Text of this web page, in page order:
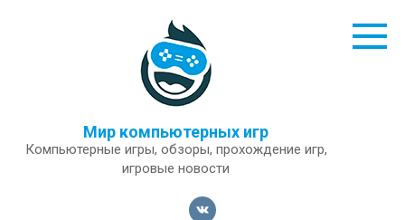
Мир компьютерных игр
Компьютерные игры, обзоры, прохождение игр,
игровые новости